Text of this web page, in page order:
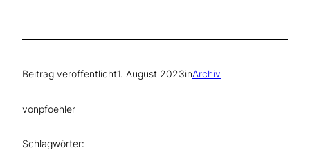
Beitrag veröffentlicht1. August 2023inArchiv
vonpfoehler
Schlagwörter: